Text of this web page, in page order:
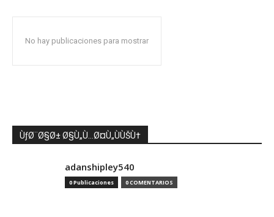
No hay publicaciones para mostrar
ÙƒØ¨Ø§Ø± Ø§Ù„Ù…Ø¤Ù„ÙÙŠÙ†
adanshipley540
0 Publicaciones 0 COMENTARIOS